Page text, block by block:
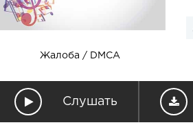
Жалоба / DMCA
Слушать